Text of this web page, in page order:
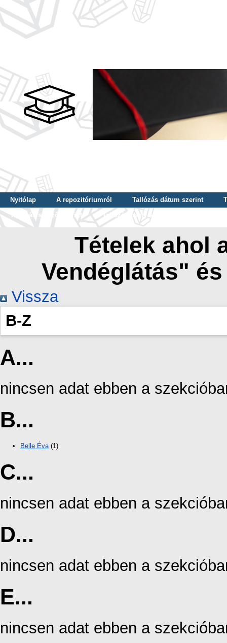
Nyitólap A repozitóriumról Tallózás dátum szerint
Tallózás szerző szerint
Tallózás nyelv szerint
Tételek ahol
Vendéglátás"
Vissza
B-Z
A...
nincsen adat ebben a
B...
Belle Éva(1)
C...
nincsen adat ebben a
D...
nincsen adat ebben a
E...
nincsen adat ebben a